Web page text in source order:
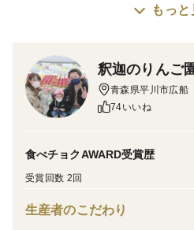
秋の訪れを感じさせてくれる
ＴＶ番組で何度も紹介された
る品種です✨スムージーやド
もバッチリです◎
初物としてりんごの初陣を飾り
もっと
釈迦のりんご
青森県平川市広船
74いいね
食べチョクAWARD受賞歴
受賞回数 2回
生産者のこだわり